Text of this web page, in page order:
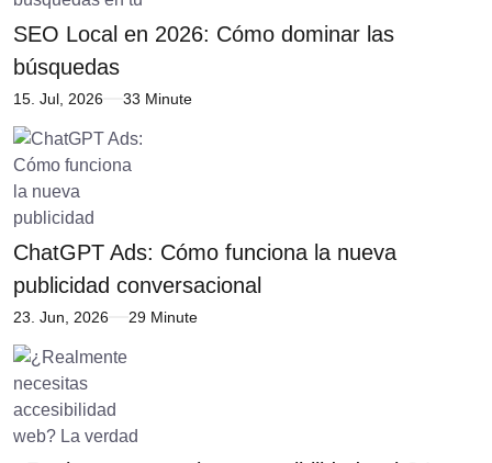
SEO Local en 2026: Cómo dominar las
búsquedas
15. Jul, 2026 33 Minute
ChatGPT Ads: Cómo funciona la nueva
publicidad conversacional
23. Jun, 2026 29 Minute